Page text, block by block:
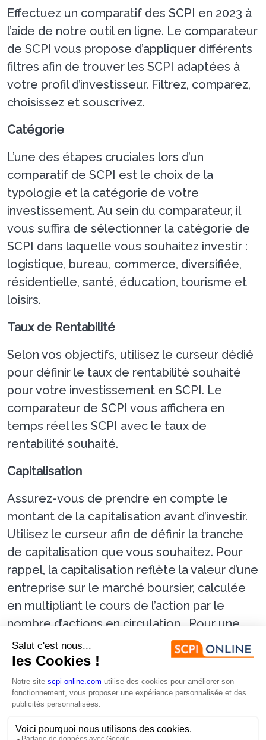
Effectuez un comparatif des SCPI en 2023 à
l’aide de notre outil en ligne. Le comparateur
de SCPI vous propose d’appliquer différents
filtres afin de trouver les SCPI adaptées à
votre profil d’investisseur. Filtrez, comparez,
choisissez et souscrivez.
Catégorie
L’une des étapes cruciales lors d’un
comparatif de SCPI est le choix de la
typologie et la catégorie de votre
investissement. Au sein du comparateur, il
vous suffira de sélectionner la catégorie de
SCPI dans laquelle vous souhaitez investir :
logistique, bureau, commerce, diversifiée,
résidentielle, santé, éducation, tourisme et
loisirs.
Taux de Rentabilité
Selon vos objectifs, utilisez le curseur dédié
pour définir le taux de rentabilité souhaité
pour votre investissement en SCPI. Le
comparateur de SCPI vous affichera en
temps réel les SCPI avec le taux de
rentabilité souhaité.
Capitalisation
Assurez-vous de prendre en compte le
montant de la capitalisation avant d’investir.
Utilisez le curseur afin de définir la tranche
de capitalisation que vous souhaitez. Pour
rappel, la capitalisation reflète la valeur d’une
entreprise sur le marché boursier, calculée
en multipliant le cours de l’action par le
nombre d’actions en circulation. Pour une
SCPI, elle est calculée en multipliant le
nombre de parts par le prix de souscription.
Société de gestion
critère essentiel lors de votre